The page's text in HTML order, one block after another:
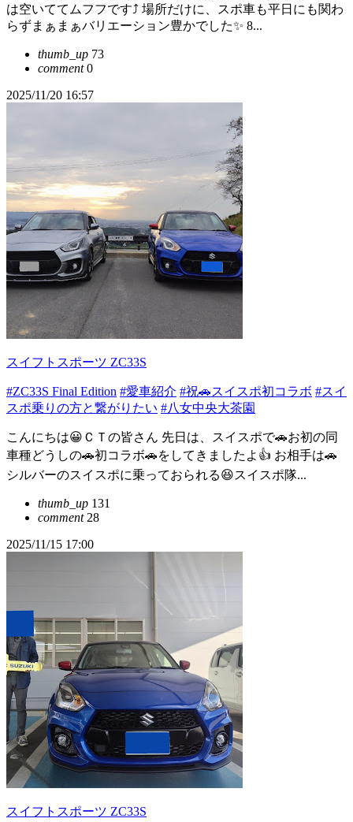
は空いててムフフです⤴︎ 場所だけに、スポ車も平日にも関わ
らずまぁまぁバリエーション豊かでした✨ 8...
thumb_up 73
comment0
2025/11/20 16:57
スイフトスポーツ ZC33S
#ZC33S Final Edition #愛車紹介 #祝🚗スイスポ初コラボ #スイ
スポ乗りの方と繋がりたい #八女中央大茶園
こんにちは😀ＣＴの皆さん 先日は、スイスポで🚗お初の同
車種どうしの🚗初コラボ🚗をしてきましたよ👍 お相手は🚗
シルバーのスイスポに乗っておられる😆スイスポ隊...
thumb_up 131
comment28
2025/11/15 17:00
スイフトスポーツ ZC33S